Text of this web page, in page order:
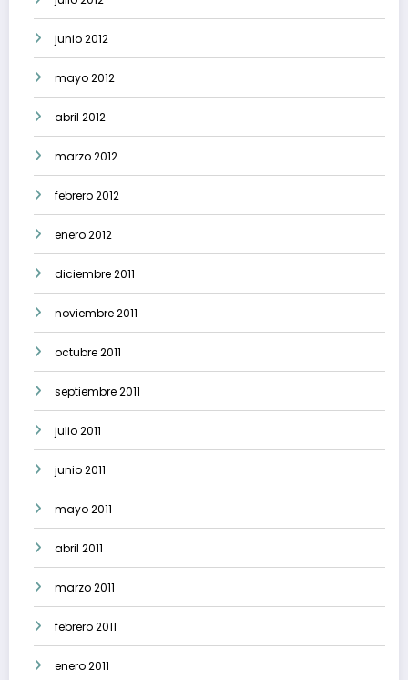
junio 2012
mayo 2012
abril 2012
marzo 2012
febrero 2012
enero 2012
diciembre 2011
noviembre 2011
octubre 2011
septiembre 2011
julio 2011
junio 2011
mayo 2011
abril 2011
marzo 2011
febrero 2011
enero 2011